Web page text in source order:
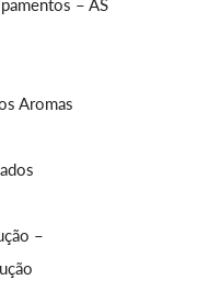
– AS
Aromas
–